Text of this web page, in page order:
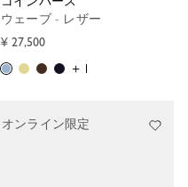
ウェーブ - レザー
¥ 27,500
+ 1
オンライン限定